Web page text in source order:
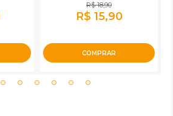
R$ 18,90
R$ 15,90
COMPRAR